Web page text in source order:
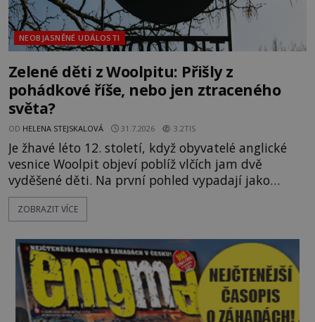
NEOBJASNĚNÉ UDÁLOSTI
Zelené děti z Woolpitu: Přišly z
pohádkové říše, nebo jen ztraceného
světa?
OD HELENA STEJSKALOVÁ 31.7.2026 3.2TIS
Je žhavé léto 12. století, když obyvatelé anglické
vesnice Woolpit objeví poblíž vlčích jam dvě
vyděšené děti. Na první pohled vypadají jako
každé jiné, až na jednu děsivou výjimku. Jejich
kůže má nazelenalý odstín, mluví
kromě syrových bobů. Příběh se rychle stává
jednou z největších záhad středověké Anglie a ani
po téměř devíti stech letech není
ZOBRAZIT VÍCE